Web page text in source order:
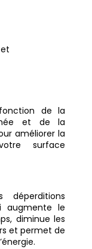
de la
et de la
améliorer la
surface
augmente le
diminue les
et permet de